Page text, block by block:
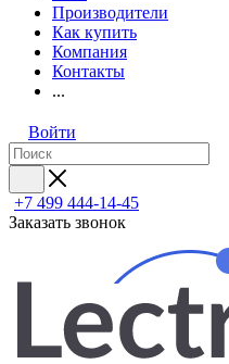
Производители
Как купить
Компания
Контакты
...
Войти
+7 499 444-14-45
Заказать звонок